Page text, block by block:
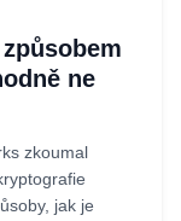
ne
zkoumal
jak je